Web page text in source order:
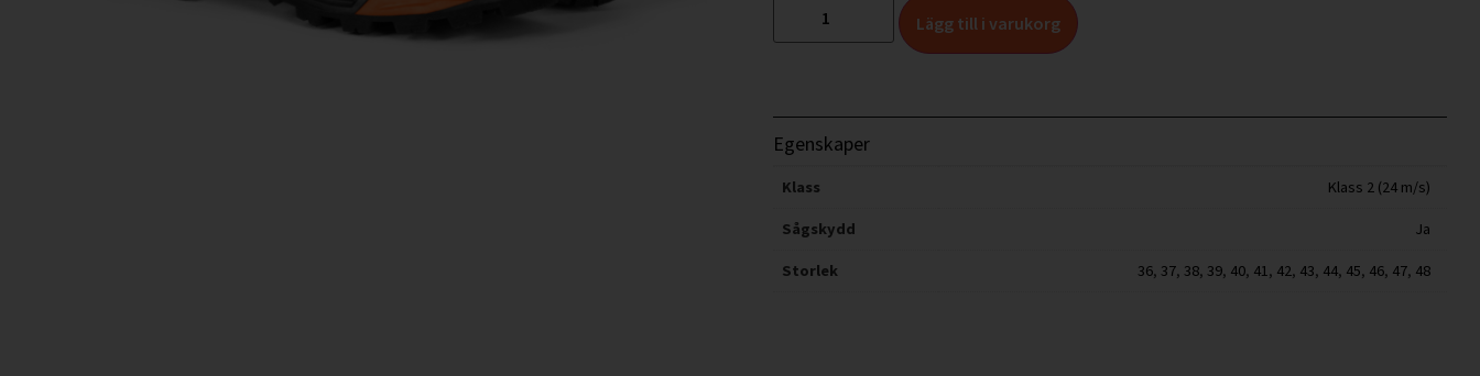
Lägg till i varukorg
Egenskaper
Klass Klass 2 (24 m/s)
Sågskydd Ja
Storlek 36, 37, 38, 39, 40, 41, 42, 43, 44, 45, 46, 47, 48